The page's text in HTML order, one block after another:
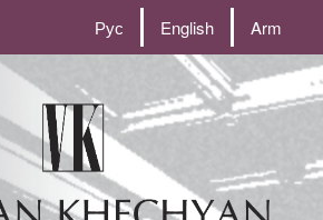
Рус English Arm